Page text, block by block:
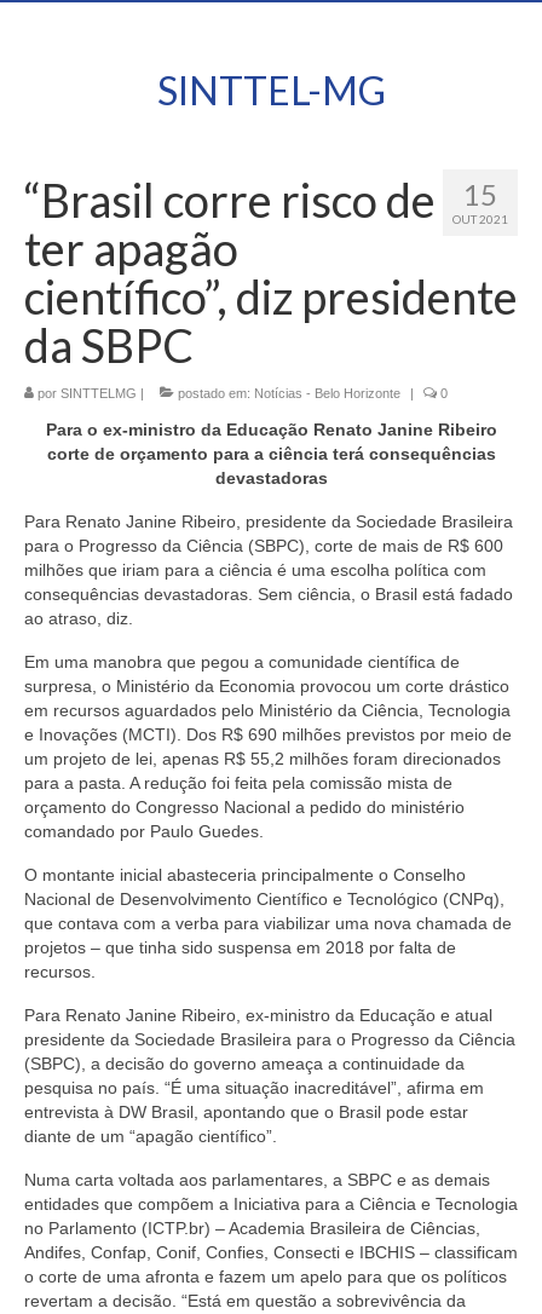
SINTTEL-MG
15
OUT 2021
“Brasil corre risco de
ter apagão
científico”, diz presidente
da SBPC
por SINTTELMG | postado em: Notícias - Belo Horizonte | 0
Para o ex-ministro da Educação Renato Janine Ribeiro
corte de orçamento para a ciência terá consequências
devastadoras
Para Renato Janine Ribeiro, presidente da Sociedade Brasileira
para o Progresso da Ciência (SBPC), corte de mais de R$ 600
milhões que iriam para a ciência é uma escolha política com
consequências devastadoras. Sem ciência, o Brasil está fadado
ao atraso, diz.
Em uma manobra que pegou a comunidade científica de
surpresa, o Ministério da Economia provocou um corte drástico
em recursos aguardados pelo Ministério da Ciência, Tecnologia
e Inovações (MCTI). Dos R$ 690 milhões previstos por meio de
um projeto de lei, apenas R$ 55,2 milhões foram direcionados
para a pasta. A redução foi feita pela comissão mista de
orçamento do Congresso Nacional a pedido do ministério
comandado por Paulo Guedes.
O montante inicial abasteceria principalmente o Conselho
Nacional de Desenvolvimento Científico e Tecnológico (CNPq),
que contava com a verba para viabilizar uma nova chamada de
projetos – que tinha sido suspensa em 2018 por falta de
recursos.
Para Renato Janine Ribeiro, ex-ministro da Educação e atual
presidente da Sociedade Brasileira para o Progresso da Ciência
(SBPC), a decisão do governo ameaça a continuidade da
pesquisa no país. “É uma situação inacreditável”, afirma em
entrevista à DW Brasil, apontando que o Brasil pode estar
diante de um “apagão científico”.
Numa carta voltada aos parlamentares, a SBPC e as demais
entidades que compõem a Iniciativa para a Ciência e Tecnologia
no Parlamento (ICTP.br) – Academia Brasileira de Ciências,
Andifes, Confap, Conif, Confies, Consecti e IBCHIS – classificam
o corte de uma afronta e fazem um apelo para que os políticos
revertam a decisão. “Está em questão a sobrevivência da